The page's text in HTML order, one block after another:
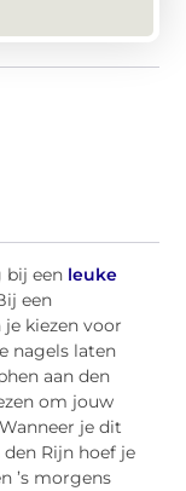
bij een leuke
een
kiezen voor
nagels laten
aan den
om jouw
je dit
Rijn hoef je
’s morgens